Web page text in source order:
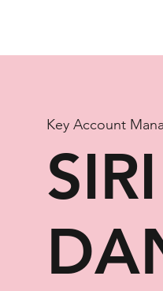
Key Account
SIRI